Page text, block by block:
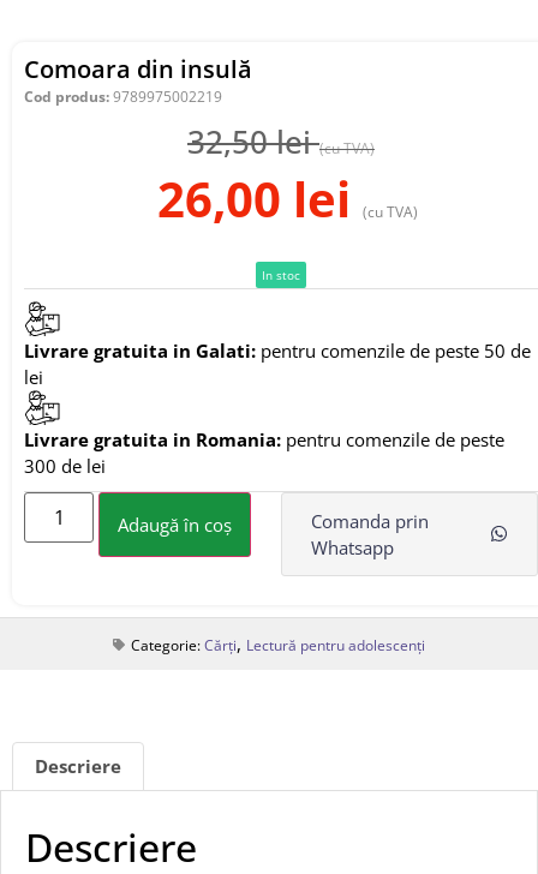
Comoara din insulă
Cod produs:9789975002219
32,50lei (cu TVA)
26,00 lei (cu TVA)
In stoc
Livrare gratuita in Galati: pentru comenzile de peste 50 de
lei
Livrare gratuita in Romania: pentru comenzile de peste
300 de lei
Adaugă în coș
Comanda prin
Whatsapp
Categorie:Cărți, Lectură pentru adolescenți
Descriere
Descriere